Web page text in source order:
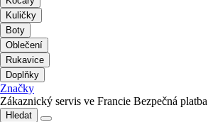
Kuličky
Boty
Oblečení
Rukavice
Doplňky
Značky
Zákaznický servis ve Francie Bezpečná platba
Hledat